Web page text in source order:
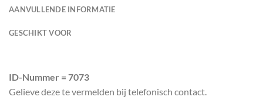
AANVULLENDE INFORMATIE
GESCHIKT VOOR
ID-Nummer = 7073
Gelieve deze te vermelden bij telefonisch contact.